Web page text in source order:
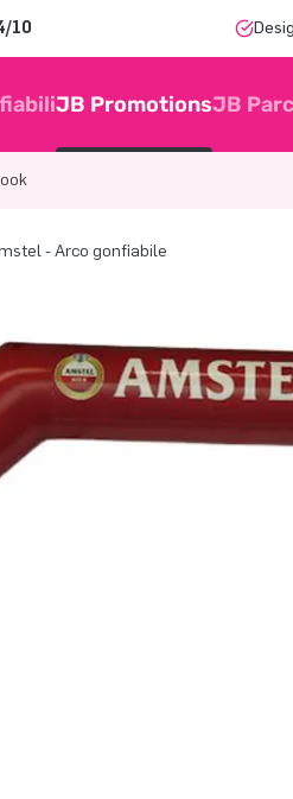
10
JB PromotionsJB
- Arco gonfiabile